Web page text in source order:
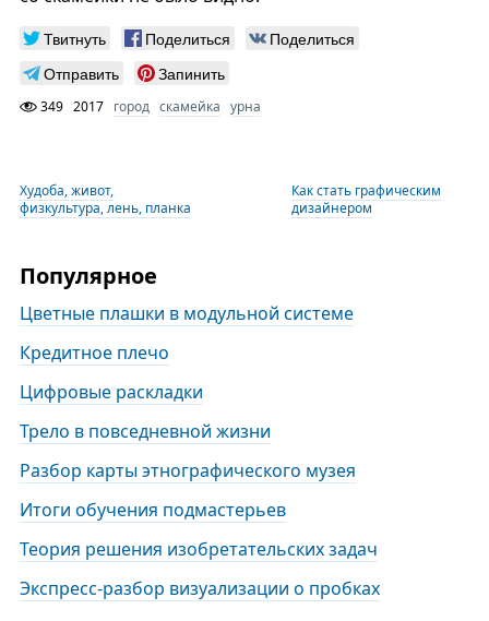
Твитнуть Поделиться
Поделиться
Отправить
Запинить
349 2017 город скамейка урна
Худоба, живот,
физкультура, лень, планка
Как стать графическим
дизайнером
Популярное
Цветные плашки в модульной системе
Кредитное плечо
Цифровые раскладки
Трело в повседневной жизни
Разбор карты этнографического музея
Итоги обучения подмастерьев
Теория решения изобретательских задач
Экспресс-разбор визуализации о пробках